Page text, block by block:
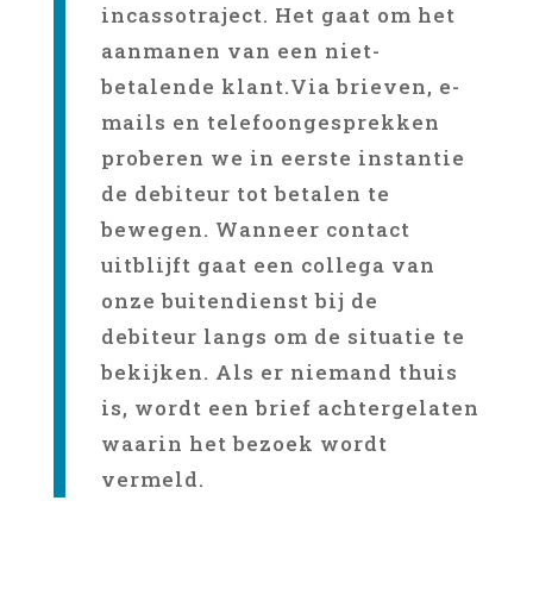
incassotraject. Het gaat om het
aanmanen van een niet-
betalende klant.Via brieven, e-
mails en telefoongesprekken
proberen we in eerste instantie
de debiteur tot betalen te
bewegen. Wanneer contact
uitblijft gaat een collega van
onze buitendienst bij de
debiteur langs om de situatie te
bekijken. Als er niemand thuis
is, wordt een brief achtergelaten
waarin het bezoek wordt
vermeld.